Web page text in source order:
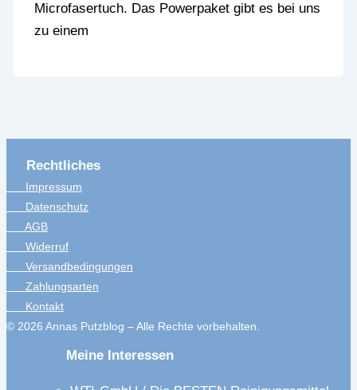
Microfasertuch. Das Powerpaket gibt es bei uns
zu einem
Rechtliches
Impressum
Datenschutz
AGB
Widerruf
Versandbedingungen
Zahlungsarten
Kontakt
© 2026 Annas Putzblog – Alle Rechte vorbehalten.
Meine Interessen